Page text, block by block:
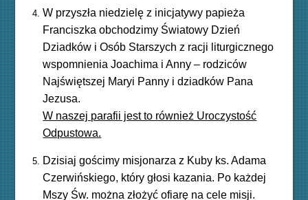
W przyszła niedzielę z inicjatywy papieża
Franciszka obchodzimy Światowy Dzień
Dziadków i Osób Starszych z racji liturgicznego
wspomnienia Joachima i Anny – rodziców
Najświętszej Maryi Panny i dziadków Pana
Jezusa.
W naszej parafii jest to również Uroczystość
Odpustowa.
Dzisiaj gościmy misjonarza z Kuby ks. Adama
Czerwińskiego, który głosi kazania. Po każdej
Mszy Św. można złożyć ofiarę na cele misji.